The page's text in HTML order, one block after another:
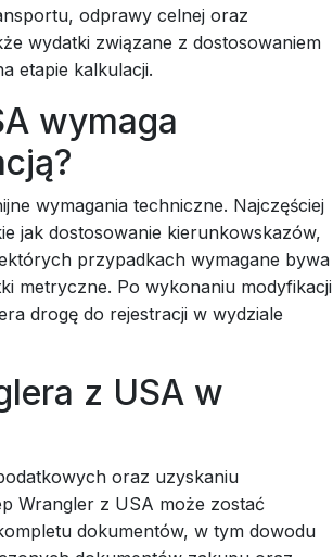
odprawy celnej oraz
wydatki związane z dostosowaniem
etapie kalkulacji.
wymaga
wymagania techniczne. Najczęściej
jak dostosowanie kierunkowskazów,
przypadkach wymagane bywa
metryczne. Po wykonaniu modyfikacji
drogę do rejestracji w wydziale
z USA w
oraz uzyskaniu
Wrangler z USA może zostać
dokumentów, w tym dowodu